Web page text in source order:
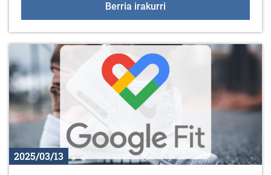
Berria irakurri
2025/03/13